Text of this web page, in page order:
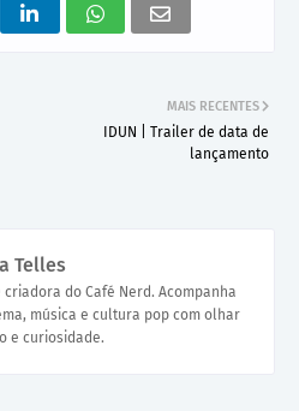
MAIS RECENTES
IDUN | Trailer de data de
lançamento
Telles
criadora do Café Nerd. Acompanha
música e cultura pop com olhar
e curiosidade.